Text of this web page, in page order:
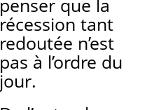
récession tant
redoutée n’est
pas à l’ordre du
jour.